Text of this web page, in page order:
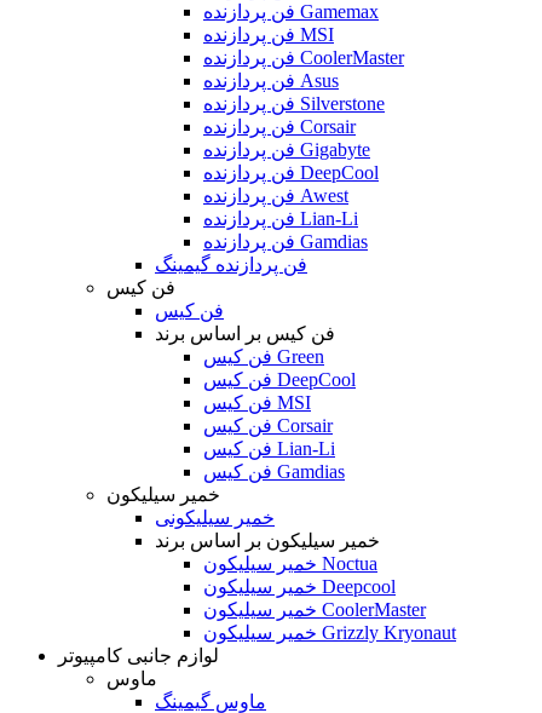
فن پردازنده Gamemax
فن پردازنده MSI
فن پردازنده CoolerMaster
فن پردازنده Asus
فن پردازنده Silverstone
فن پردازنده Corsair
فن پردازنده Gigabyte
فن پردازنده DeepCool
فن پردازنده Awest
فن پردازنده Lian-Li
فن پردازنده Gamdias
فن پردازنده گیمینگ
فن کیس
فن کیس
فن کیس بر اساس برند
فن کیس Green
فن کیس DeepCool
فن کیس MSI
فن کیس Corsair
فن کیس Lian-Li
فن کیس Gamdias
خمیر سیلیکون
خمیر سیلیکونی
خمیر سیلیکون بر اساس برند
خمیر سیلیکون Noctua
خمیر سیلیکون Deepcool
خمیر سیلیکون CoolerMaster
خمیر سیلیکون Grizzly Kryonaut
لوازم جانبی کامپیوتر
ماوس
ماوس گیمینگ